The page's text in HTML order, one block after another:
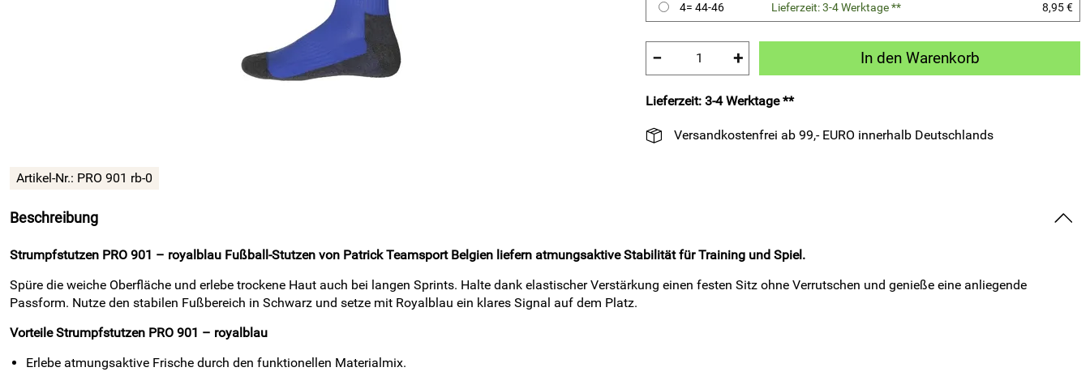
4= 44-46
Lieferzeit: 3-4 Werktage ** 8,95 €
− + In den Warenkorb
Lieferzeit: 3-4 Werktage **
Versandkostenfrei ab 99,- EURO innerhalb Deutschlands
Artikel-Nr.: PRO 901 rb-0
Beschreibung
Strumpfstutzen PRO 901 – royalblau Fußball-Stutzen von Patrick Teamsport Belgien liefern atmungsaktive Stabilität für Training und Spiel.
Spüre die weiche Oberfläche und erlebe trockene Haut auch bei langen Sprints. Halte dank elastischer Verstärkung einen festen Sitz ohne Verrutschen und genieße eine anliegende
Passform. Nutze den stabilen Fußbereich in Schwarz und setze mit Royalblau ein klares Signal auf dem Platz.
Vorteile Strumpfstutzen PRO 901 – royalblau
Erlebe atmungsaktive Frische durch den funktionellen Materialmix.